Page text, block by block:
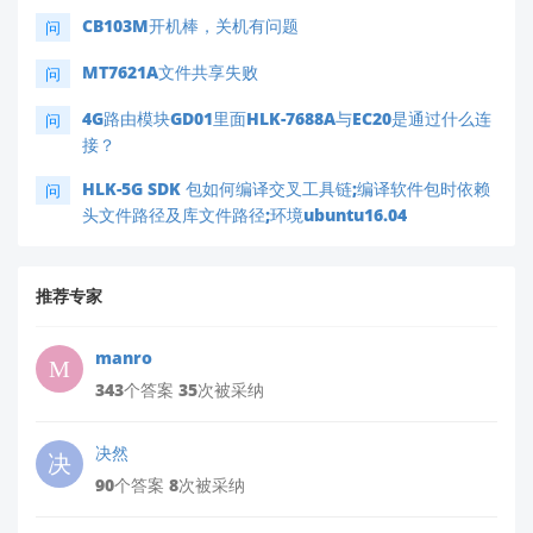
问 CB103M开机棒，关机有问题
问 MT7621A文件共享失败
问
4G路由模块GD01里面HLK-7688A与EC20是通过什么连
接？
问
HLK-5G SDK 包如何编译交叉工具链;编译软件包时依赖
头文件路径及库文件路径;环境ubuntu16.04
推荐专家
manro
343个答案 35次被采纳
决然
90个答案 8次被采纳